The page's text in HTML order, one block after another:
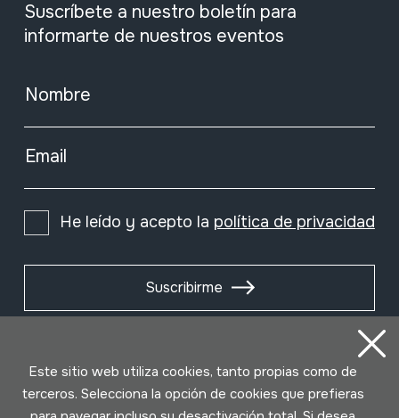
Suscríbete a nuestro boletín para
informarte de nuestros eventos
Nombre
Email
He leído y acepto la política de privacidad
Suscribirme
Este sitio web utiliza cookies, tanto propias como de
terceros. Selecciona la opción de cookies que prefieras